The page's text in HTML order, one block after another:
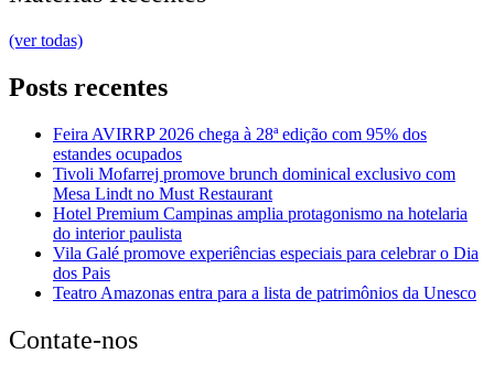
(ver todas)
Posts recentes
Feira AVIRRP 2026 chega à 28ª edição com 95% dos
estandes ocupados
Tivoli Mofarrej promove brunch dominical exclusivo com
Mesa Lindt no Must Restaurant
Hotel Premium Campinas amplia protagonismo na hotelaria
do interior paulista
Vila Galé promove experiências especiais para celebrar o Dia
dos Pais
Teatro Amazonas entra para a lista de patrimônios da Unesco
Contate-nos